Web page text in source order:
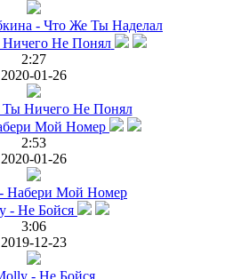
- Что Же Ты Наделал
2:27
2020-01-26
Ничего Не Понял
2:53
2020-01-26
Набери Мой Номер
3:06
2019-12-23
- Не Бойся